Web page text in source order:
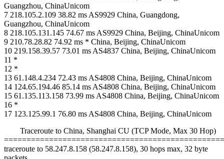
Guangzhou, ChinaUnicom
7 218.105.2.109 38.82 ms AS9929 China, Guangdong,
Guangzhou, ChinaUnicom
8 218.105.131.145 74.67 ms AS9929 China, Beijing, ChinaUnicom
9 210.78.28.82 74.92 ms * China, Beijing, ChinaUnicom
10 219.158.39.57 73.01 ms AS4837 China, Beijing, ChinaUnicom
11 *
12 *
13 61.148.4.234 72.43 ms AS4808 China, Beijing, ChinaUnicom
14 124.65.194.46 85.14 ms AS4808 China, Beijing, ChinaUnicom
15 61.135.113.158 73.99 ms AS4808 China, Beijing, ChinaUnicom
16 *
17 123.125.99.1 76.80 ms AS4808 China, Beijing, ChinaUnicom
Traceroute to China, Shanghai CU (TCP Mode, Max 30 Hop)
traceroute to 58.247.8.158 (58.247.8.158), 30 hops max, 32 byte